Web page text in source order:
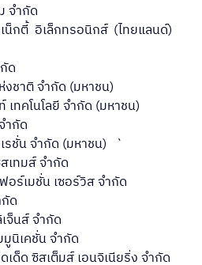
จำกัด
น็กตี้ อิเล็กทรอนิกส์ (ไทยแลนด์)
ด
ชาติ จำกัด (มหาชน)
ทคโนโลยี จำกัด (มหาชน)
ำกัด
น จำกัด (มหาชน)   `
เทมส์ จำกัด
ร์เมชั่น เซอร์วิส จำกัด
ด
จ็นส์ จำกัด
นิเคชั่น จำกัด
เด็ด ซิสเต็มส์ เอนจิเนียริ่ง จำกัด